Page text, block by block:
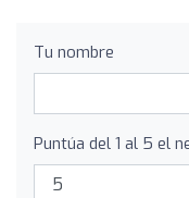
Tu nombre
Puntúa del 1 al 5 el